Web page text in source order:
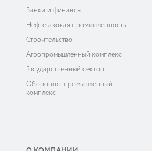
Банки и финансы
Нефтегазовая промышленность
Строительство
Агропромышленный комплекс
Государственный сектор
Оборонно-промышленный
комплекс